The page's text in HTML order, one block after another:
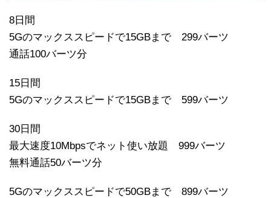
8日間
5Gのマックススピードで15GBまで 299バーツ
通話100バーツ分
15日間
5Gのマックススピードで15GBまで 599バーツ
30日間
最大速度10Mbpsでネット使い放題 999バーツ
無料通話50バーツ分
5Gのマックススピードで50GBまで 899バーツ